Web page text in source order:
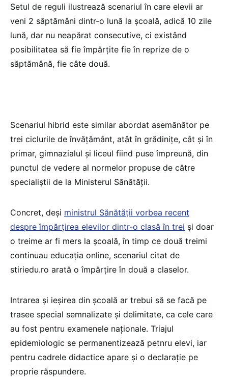
Setul de reguli ilustrează scenariul în care elevii ar
veni 2 săptămâni dintr-o lună la școală, adică 10 zile
lună, dar nu neapărat consecutive, ci existând
posibilitatea să fie împărțite fie în reprize de o
săptămână, fie câte două.
Scenariul hibrid este similar abordat asemănător pe
trei ciclurile de învățământ, atât în grădinițe, cât și în
primar, gimnazialul și liceul fiind puse împreună, din
punctul de vedere al normelor propuse de către
specialiștii de la Ministerul Sănătății.
Concret, deși ministrul Sănătății vorbea recent
despre împărțirea elevilor dintr-o clasă în trei și doar
o treime ar fi mers la școală, în timp ce două treimi
continuau educația online, scenariul citat de
stiriedu.ro arată o împărțire în două a claselor.
Intrarea și ieșirea din școală ar trebui să se facă pe
trasee special semnalizate și delimitate, ca cele care
au fost pentru examenele naționale. Triajul
epidemiologic se permanentizează petnru elevi, iar
pentru cadrele didactice apare și o declarație pe
proprie răspundere.